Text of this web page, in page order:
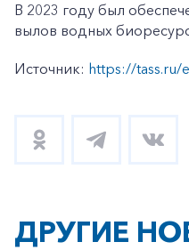
В 2023 году был
вылов водных
Источник: https://tass.ru/
ДРУГИЕ